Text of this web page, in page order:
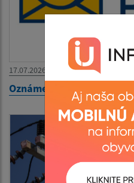
17.07.2026
Oznámenie - pošta Hraň